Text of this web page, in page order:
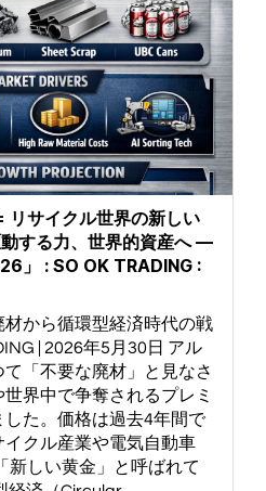
リサイクル世界の新しい
する力、世界的資産へ —
」 : SO OK TRADING :
から循環型経済時代の戦
| 2026年5月30日 アル
「不要な廃材」と見なさ
界中で争奪されるプレミ
た。価格は過去4年間で
クル産業や電気自動車
新しい黄金」と呼ばれて